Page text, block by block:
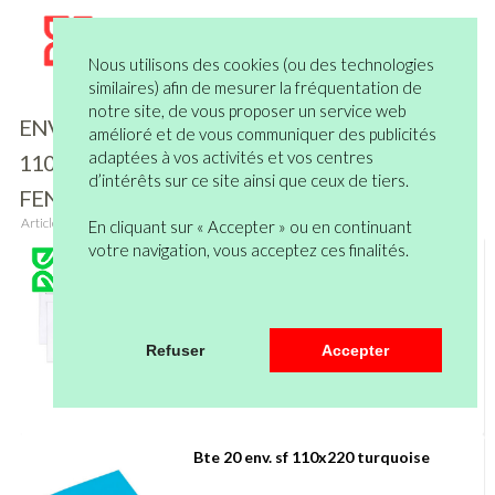
Nous utilisons des cookies (ou des technologies
similaires) afin de mesurer la fréquentation de
notre site, de vous proposer un service web
amélioré et de vous communiquer des publicités
adaptées à vos activités et vos centres
d’intérêts sur ce site ainsi que ceux de tiers.
En cliquant sur « Accepter » ou en continuant
votre navigation, vous acceptez ces finalités.
Refuser Accepter
ENVELOPPES DL
110 X 220
FENETRE
Filtre
Articles 20sur un total de 43
Bte 20 env. sf 110x220 turquoise